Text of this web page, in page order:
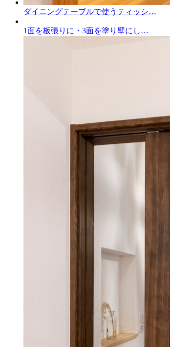
ダイニングテーブルで使うティッシ…
1面を板張りに・3面を塗り壁にし…